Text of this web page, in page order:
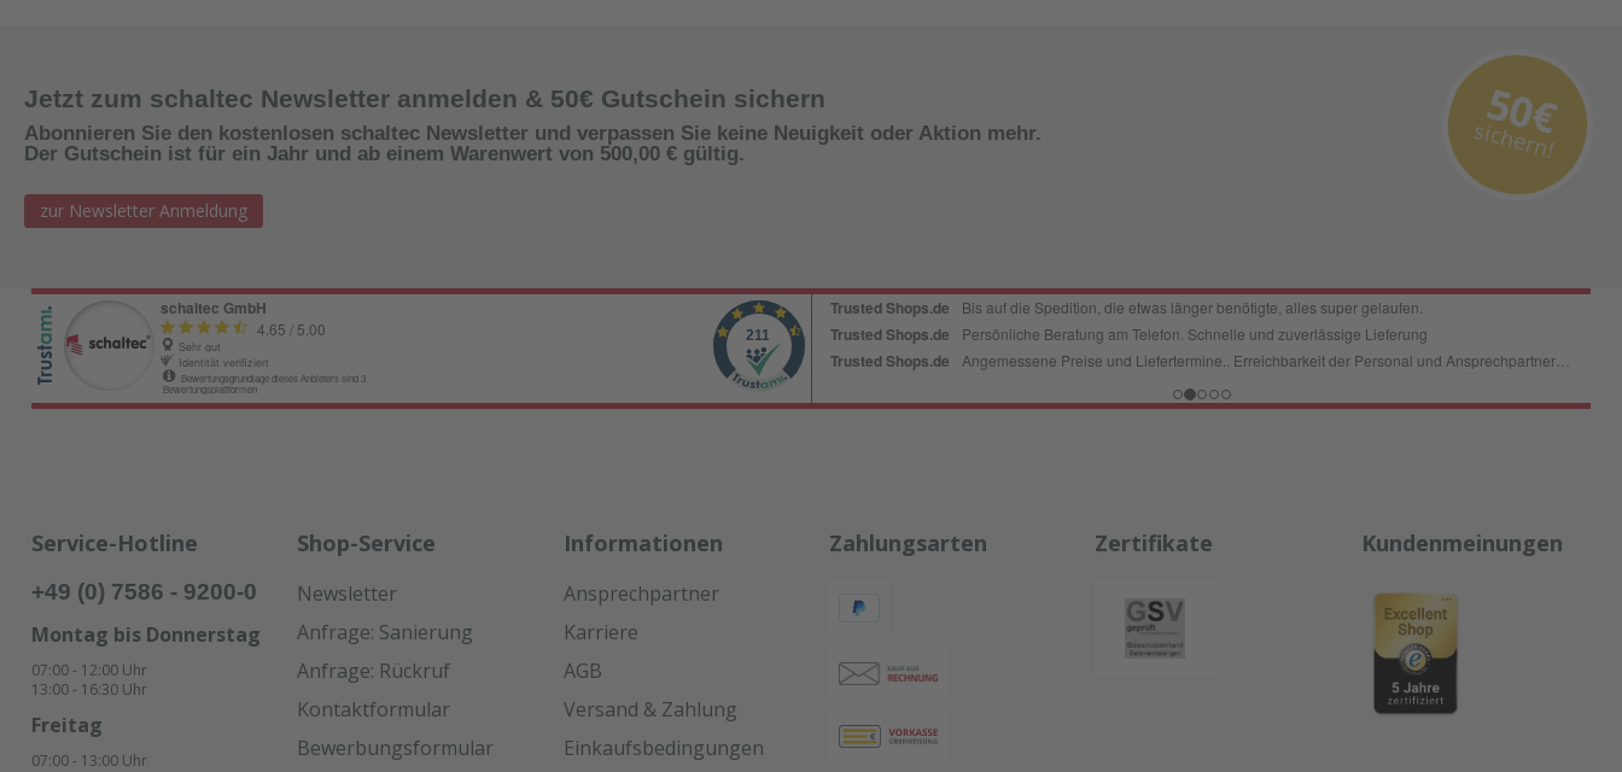
Jetzt zum schaltec Newsletter anmelden & 50€ Gutschein sichern
Abonnieren Sie den kostenlosen schaltec Newsletter und verpassen Sie keine Neuigkeit oder Aktion mehr.
Der Gutschein ist für ein Jahr und ab einem Warenwert von 500,00 € gültig.
zur Newsletter Anmeldung
50€
sichern!
Service-Hotline
+49 (0) 7586 - 9200-0
Montag bis Donnerstag
07:00 - 12:00 Uhr
13:00 - 16:30 Uhr
Freitag
07:00 - 13:00 Uhr
Shop-Service
Newsletter
Anfrage: Sanierung
Anfrage: Rückruf
Kontaktformular
Bewerbungsformular
Informationen
Ansprechpartner
Karriere
AGB
Versand & Zahlung
Einkaufsbedingungen
Zahlungsarten Zertifikate Kundenmeinungen